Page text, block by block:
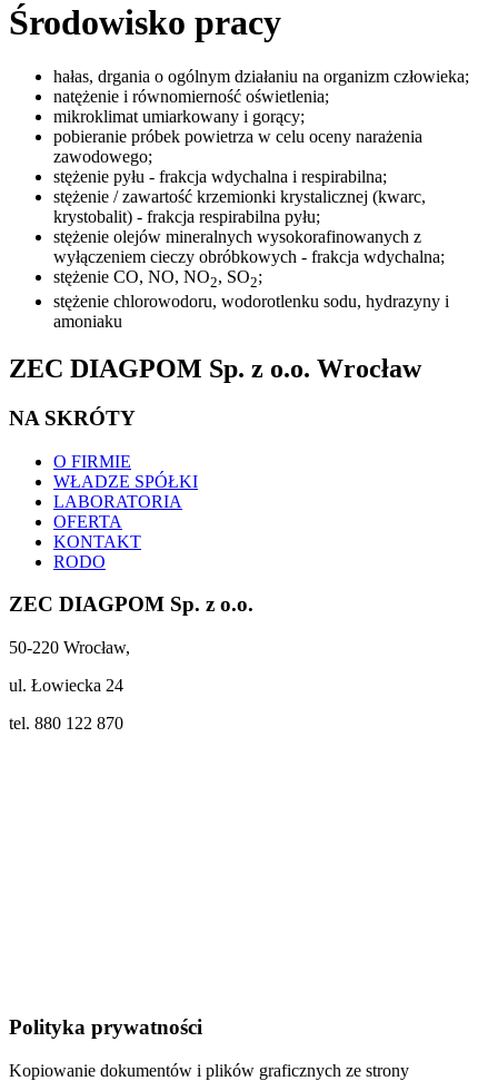
Środowisko pracy
hałas, drgania o ogólnym działaniu na organizm człowieka;
natężenie i równomierność oświetlenia;
mikroklimat umiarkowany i gorący;
pobieranie próbek powietrza w celu oceny narażenia
zawodowego;
stężenie pyłu - frakcja wdychalna i respirabilna;
stężenie / zawartość krzemionki krystalicznej (kwarc,
krystobalit) - frakcja respirabilna pyłu;
stężenie olejów mineralnych wysokorafinowanych z
wyłączeniem cieczy obróbkowych - frakcja wdychalna;
stężenie CO, NO, NO2, SO2;
stężenie chlorowodoru, wodorotlenku sodu, hydrazyny i
amoniaku
ZEC DIAGPOM Sp. z o.o. Wrocław
NA SKRÓTY
O FIRMIE
WŁADZE SPÓŁKI
LABORATORIA
OFERTA
KONTAKT
RODO
ZEC DIAGPOM Sp. z o.o.
50-220 Wrocław,
ul. Łowiecka 24
tel. 880 122 870
Polityka prywatności
Kopiowanie dokumentów i plików graficznych ze strony